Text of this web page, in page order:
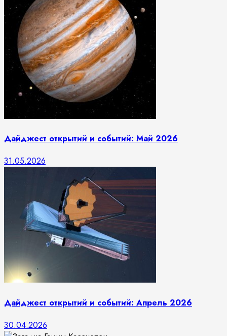
Дайджест открытий и событий: Май 2026
31.05.2026
Дайджест открытий и событий: Апрель 2026
30.04.2026